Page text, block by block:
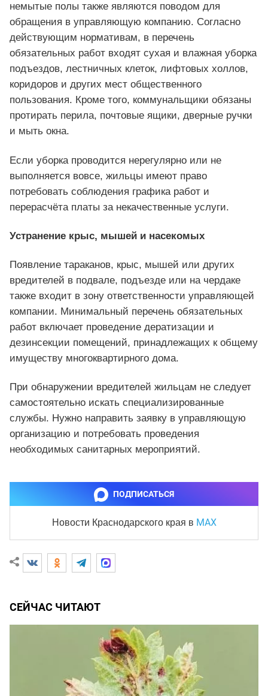
немытые полы также являются поводом для
обращения в управляющую компанию. Согласно
действующим нормативам, в перечень
обязательных работ входят сухая и влажная уборка
подъездов, лестничных клеток, лифтовых холлов,
коридоров и других мест общественного
пользования. Кроме того, коммунальщики обязаны
протирать перила, почтовые ящики, дверные ручки
и мыть окна.
Если уборка проводится нерегулярно или не
выполняется вовсе, жильцы имеют право
потребовать соблюдения графика работ и
перерасчёта платы за некачественные услуги.
Устранение крыс, мышей и насекомых
Появление тараканов, крыс, мышей или других
вредителей в подвале, подъезде или на чердаке
также входит в зону ответственности управляющей
компании. Минимальный перечень обязательных
работ включает проведение дератизации и
дезинсекции помещений, принадлежащих к общему
имуществу многоквартирного дома.
При обнаружении вредителей жильцам не следует
самостоятельно искать специализированные
службы. Нужно направить заявку в управляющую
организацию и потребовать проведения
необходимых санитарных мероприятий.
ПОДПИСАТЬСЯ
Новости Краснодарского края в MAX
СЕЙЧАС ЧИТАЮТ